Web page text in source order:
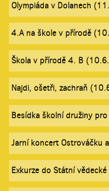
Olympiáda v Dolanech
4.A na škole v přírodě
Škola v přírodě 4. B
Najdi, ošetři, zachraň
Besídka školní družiny
Jarní koncert Ostrováčku
Exkurze do Státní